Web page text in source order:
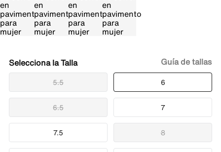
Talla
5.5 6
6.5 7
7.5 8
Guía de tallas